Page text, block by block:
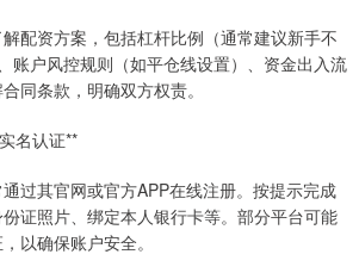
配资方案，包括杠杆比例（通常建议新手不
账户风控规则（如平仓线设置）、资金出入流
同条款，明确双方权责。
名认证**
过其官网或官方APP在线注册。按提示完成
证照片、绑定本人银行卡等。部分平台可能
以确保账户安全。